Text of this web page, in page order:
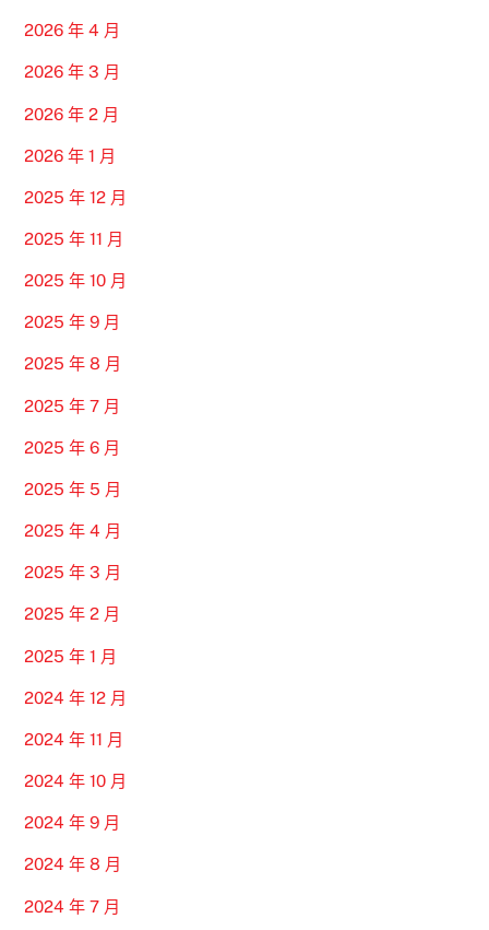
2026 年 4 月
2026 年 3 月
2026 年 2 月
2026 年 1 月
2025 年 12 月
2025 年 11 月
2025 年 10 月
2025 年 9 月
2025 年 8 月
2025 年 7 月
2025 年 6 月
2025 年 5 月
2025 年 4 月
2025 年 3 月
2025 年 2 月
2025 年 1 月
2024 年 12 月
2024 年 11 月
2024 年 10 月
2024 年 9 月
2024 年 8 月
2024 年 7 月